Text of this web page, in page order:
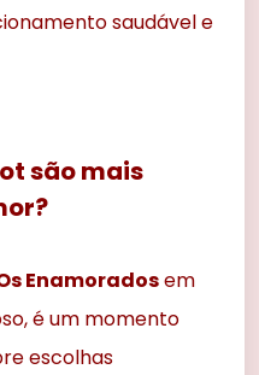
saudável e
são mais
Enamoradosem
é um momento
escolhas